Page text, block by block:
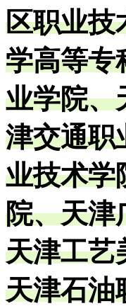
区职业技
学高等专
业学院、
津交通职
业技术学
院、天津
天津工艺
天津石油